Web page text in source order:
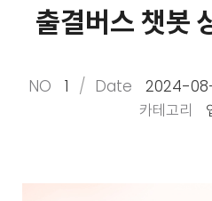
출결버스 챗봇
NO 1 Date 2024-
카테고리